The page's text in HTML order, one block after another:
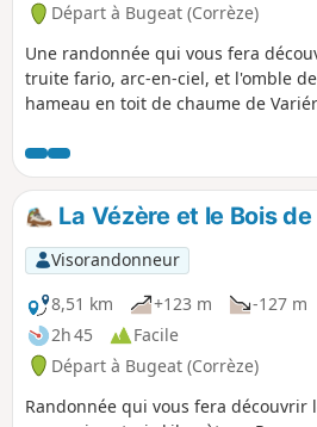
Départ à Bugeat (Corrèze)
Une randonnée qui vous fera
truite fario, arc-en-ciel, et l'omble
hameau en toit de chaume de
Vézère. Des passages sur routes
très peu fréquentées.
La Vézère et le Bois
Visorandonneur
8,51 km
+123 m
-127 m
2h 45
Facile
Départ à Bugeat (Corrèze)
Randonnée qui vous fera découvrir